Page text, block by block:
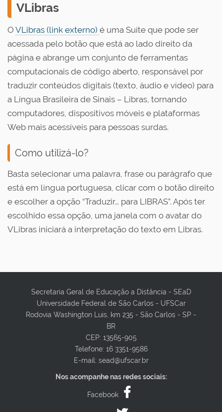
VLibras
O VLibras (link externo) é uma Suíte que pode ser
acessada pelo botão que está ao lado direito da
página e abrange um conjunto de ferramentas
computacionais de código aberto, responsável por
traduzir conteúdos digitais (texto, áudio e vídeo) para
a Língua Brasileira de Sinais – Libras, tornando
computadores, dispositivos móveis e plataformas
Web mais acessíveis para pessoas surdas.
Como utilizá-lo?
Basta selecionar uma palavra, frase ou parágrafo que
está em língua portuguesa, clicar com o botão direito
e escolher a opção “Traduzir… para LIBRAS”. Após ter
escolhido essa opção, uma janela com o avatar do
VLibras iniciará a interpretação do texto em Libras.
Secretaria Geral de Educação a Distância - SEaD
Universidade Federal de São Carlos - UFSCar
Rodovia Washington Luis, km 235 - São Carlos - SP -
BR
CEP: 13565-905
Telefone: 16 3351-9586
E-mail: sead@ufscar.br
Nos acompanhe nas redes sociais:
Facebook